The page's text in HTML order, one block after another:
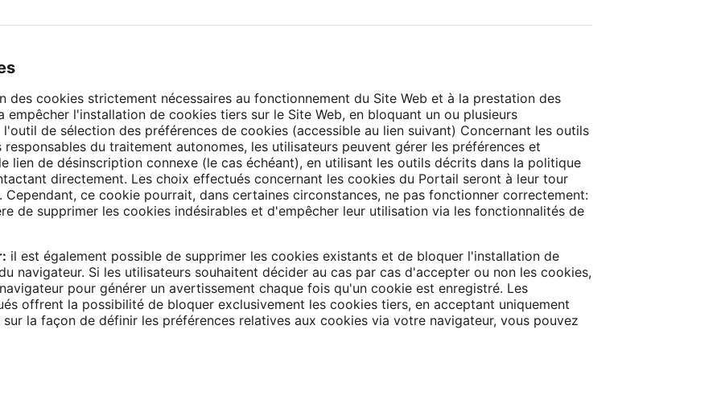
des cookies strictement nécessaires au fonctionnement du Site Web et à la prestation des
empêcher l'installation de cookies tiers sur le Site Web, en bloquant un ou plusieurs
de sélection des préférences de cookies (accessible au lien suivant) Concernant les outils
du traitement autonomes, les utilisateurs peuvent gérer les préférences et
lien de désinscription connexe (le cas échéant), en utilisant les outils décrits dans la politique
directement. Les choix effectués concernant les cookies du Portail seront à leur tour
ce cookie pourrait, dans certaines circonstances, ne pas fonctionner correctement:
de supprimer les cookies indésirables et d'empêcher leur utilisation via les fonctionnalités de
il est également possible de supprimer les cookies existants et de bloquer l'installation de
navigateur. Si les utilisateurs souhaitent décider au cas par cas d'accepter ou non les cookies,
pour générer un avertissement chaque fois qu'un cookie est enregistré. Les
offrent la possibilité de bloquer exclusivement les cookies tiers, en acceptant uniquement
la façon de définir les préférences relatives aux cookies via votre navigateur, vous pouvez